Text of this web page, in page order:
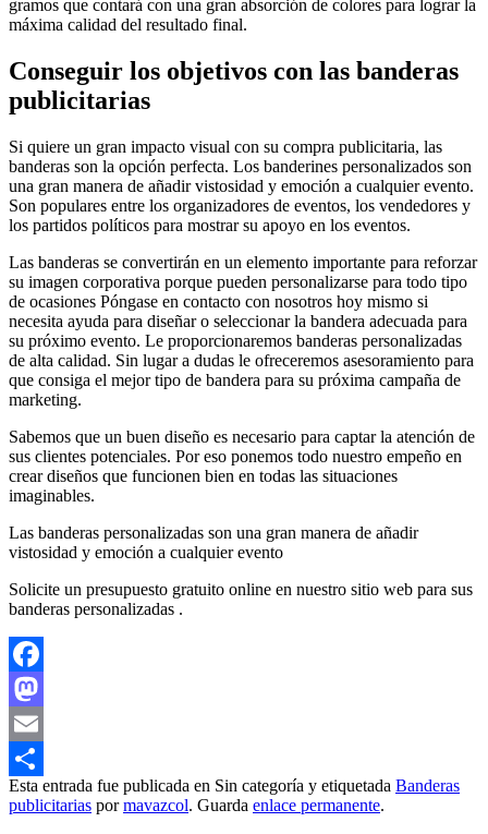
gramos que contará con una gran absorción de colores para lograr la
máxima calidad del resultado final.
Conseguir los objetivos con las banderas
publicitarias
Si quiere un gran impacto visual con su compra publicitaria, las
banderas son la opción perfecta. Los banderines personalizados son
una gran manera de añadir vistosidad y emoción a cualquier evento.
Son populares entre los organizadores de eventos, los vendedores y
los partidos políticos para mostrar su apoyo en los eventos.
Las banderas se convertirán en un elemento importante para reforzar
su imagen corporativa porque pueden personalizarse para todo tipo
de ocasiones Póngase en contacto con nosotros hoy mismo si
necesita ayuda para diseñar o seleccionar la bandera adecuada para
su próximo evento. Le proporcionaremos banderas personalizadas
de alta calidad. Sin lugar a dudas le ofreceremos asesoramiento para
que consiga el mejor tipo de bandera para su próxima campaña de
marketing.
Sabemos que un buen diseño es necesario para captar la atención de
sus clientes potenciales. Por eso ponemos todo nuestro empeño en
crear diseños que funcionen bien en todas las situaciones
imaginables.
Las banderas personalizadas son una gran manera de añadir
vistosidad y emoción a cualquier evento
Solicite un presupuesto gratuito online en nuestro sitio web para sus
banderas personalizadas .
Facebook
Mastodon
Email
Compartir
Esta entrada fue publicada en Sin categoría y etiquetada Banderas
publicitarias pormavazcol. Guarda enlace permanente.